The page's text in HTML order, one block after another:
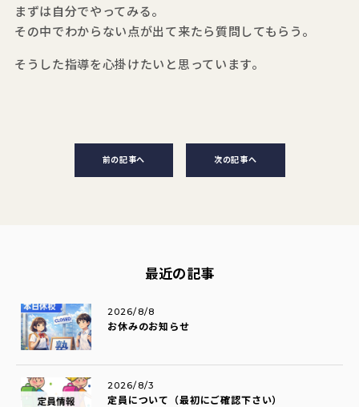
まずは自分でやってみる。
その中でわからない点が出て来たら質問してもらう。
そうした指導を心掛けたいと思っています。
前の記事へ 次の記事へ
最近の記事
お休みのお知らせ
2026/8/8
定員について（最初にご確認下さい）
2026/8/3